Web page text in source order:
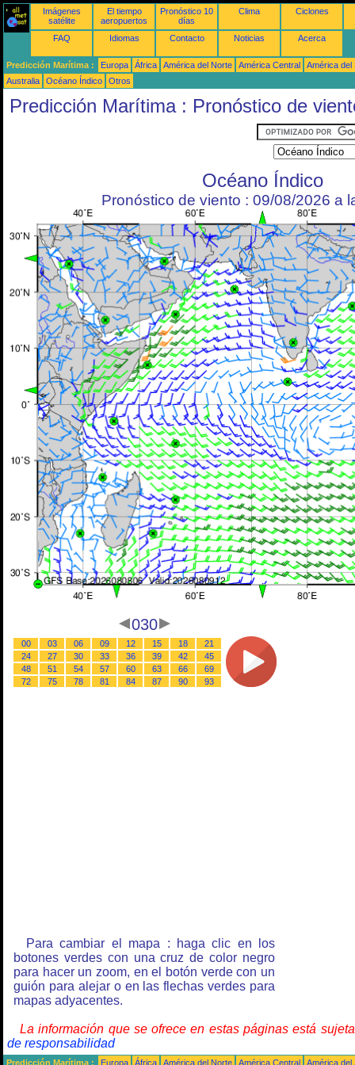
Imágenes
satélite
El tiempo
aeropuertos
Pronóstico 10
días
Clima Ciclones
FAQ Idiomas Contacto Noticias Acerca
Predicción Marítima : Europa África América del Norte América Central
América del
Australia
Océano Índico Otros
Predicción Marítima : Pronóstico de
Océano Índico
Pronóstico de viento : 09/08/2026 a
030
00 03 06 09 12 15 18
21
24
27 30 33 36 39 42
45
48
51 54 57 60 63 66
69
72
75 78 81 84 87 90 93
Para cambiar el mapa : haga clic en los
botones verdes con una cruz de color negro
para hacer un zoom, en el botón verde con un
guión para alejar o en las flechas verdes para
mapas adyacentes.
La información que se ofrece en estas páginas está
de responsabilidad
Predicción Marítima : Europa África América del Norte América Central
América del